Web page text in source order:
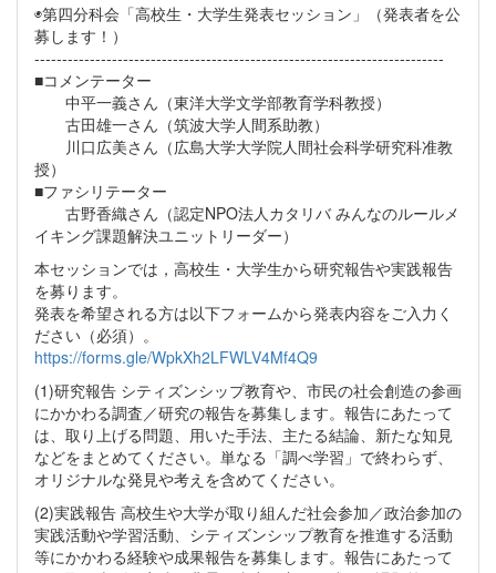
◉第四分科会「高校生・大学生発表セッション」（発表者を公
募します！）
--------------------------------------------------------------------------
■コメンテーター
中平一義さん（東洋大学文学部教育学科教授）
古田雄一さん（筑波大学人間系助教）
川口広美さん（広島大学大学院人間社会科学研究科准教
授）
■ファシリテーター
古野香織さん（認定NPO法人カタリバ みんなのルールメ
イキング課題解決ユニットリーダー）
本セッションでは，高校生・大学生から研究報告や実践報告
を募ります。
発表を希望される方は以下フォームから発表内容をご入力く
ださい（必須）。
https://forms.gle/WpkXh2LFWLV4Mf4Q9
(1)研究報告 シティズンシップ教育や、市民の社会創造の参画
にかかわる調査／研究の報告を募集します。報告にあたって
は、取り上げる問題、用いた手法、主たる結論、新たな知見
などをまとめてください。単なる「調べ学習」で終わらず、
オリジナルな発見や考えを含めてください。
(2)実践報告 高校生や大学が取り組んだ社会参加／政治参加の
実践活動や学習活動、シティズンシップ教育を推進する活動
等にかかわる経験や成果報告を募集します。報告にあたって